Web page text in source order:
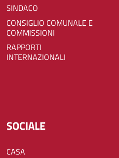
SINDACO
CONSIGLIO COMUNALE E
COMMISSIONI
RAPPORTI
INTERNAZIONALI
SOCIALE
CASA